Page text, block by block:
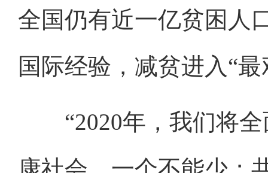
全国仍有近一亿贫困人
国际经验，减贫进入“
“2020年，我们将全